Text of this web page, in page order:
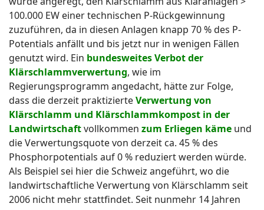
100.000 EW einer technischen P-Rückgewinnung
zuzuführen, da in diesen Anlagen knapp 70 % des P-
Potentials anfällt und bis jetzt nur in wenigen Fällen
genutzt wird. Ein bundesweites Verbot der
Klärschlammverwertung, wie im
Regierungsprogramm angedacht, hätte zur Folge,
dass die derzeit praktizierteVerwertung von
Klärschlamm und Klärschlammkompost in der
Landwirtschaftvollkommen zum Erliegen käme und
die Verwertungsquote von derzeit ca. 45 % des
Phosphorpotentials auf 0 % reduziert werden würde.
Als Beispiel sei hier die Schweiz angeführt, wo die
landwirtschaftliche Verwertung von Klärschlamm seit
2006 nicht mehr stattfindet. Seit nunmehr 14 Jahren